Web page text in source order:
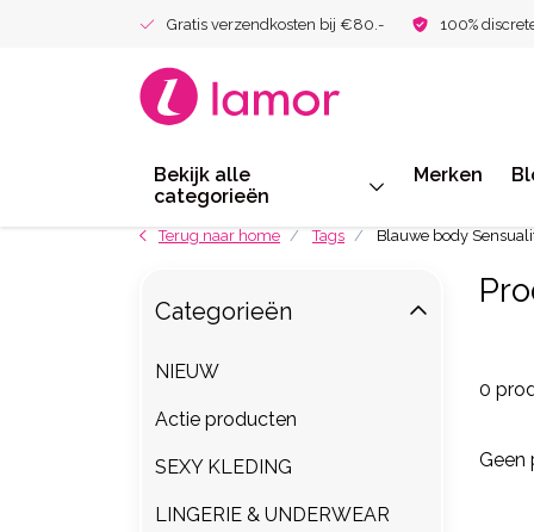
Gratis verzendkosten bij €80.- 100%
Bekijk alle
categorieën
Merken
Terug naar home Tags Blauwe body
0
Geen
Categorieën
NIEUW
Actie producten
SEXY KLEDING
LINGERIE & UNDERWEAR